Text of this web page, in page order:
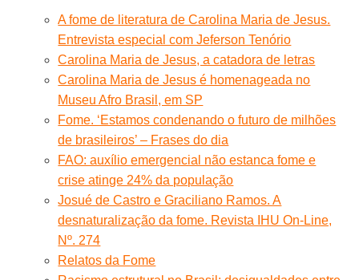
A fome de literatura de Carolina Maria de Jesus.
Entrevista especial com Jeferson Tenório
Carolina Maria de Jesus, a catadora de letras
Carolina Maria de Jesus é homenageada no
Museu Afro Brasil, em SP
Fome. ‘Estamos condenando o futuro de milhões
de brasileiros’ – Frases do dia
FAO: auxílio emergencial não estanca fome e
crise atinge 24% da população
Josué de Castro e Graciliano Ramos. A
desnaturalização da fome. Revista IHU On-Line,
Nº. 274
Relatos da Fome